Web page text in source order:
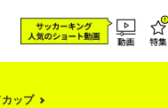
ップ